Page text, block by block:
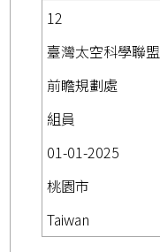
12
臺灣太空科學聯盟
前瞻規劃處
組員
01-01-2025
桃園市
Taiwan